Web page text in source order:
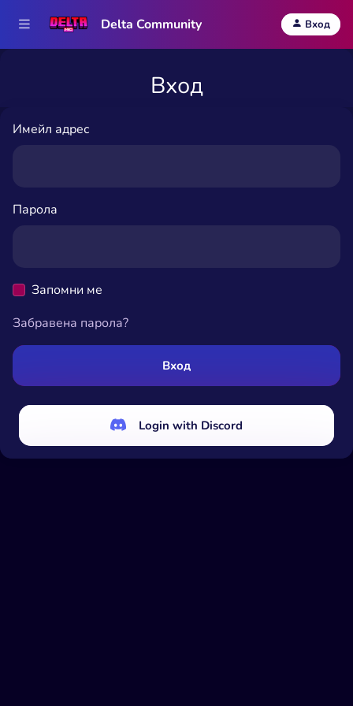
Delta Community Вход
Вход
Имейл адрес
Парола
Запомни ме
Забравена парола?
Вход
Login with Discord